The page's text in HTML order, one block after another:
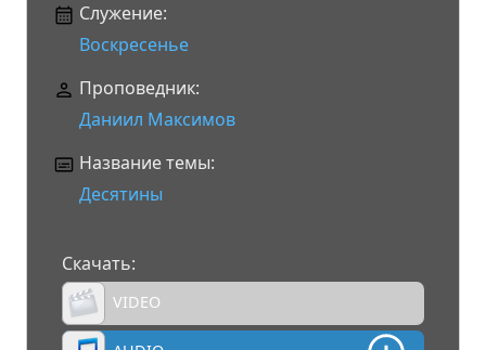
Служение:
Воскресенье
Проповедник:
Даниил Максимов
Название темы:
Десятины
Скачать:
VIDEO